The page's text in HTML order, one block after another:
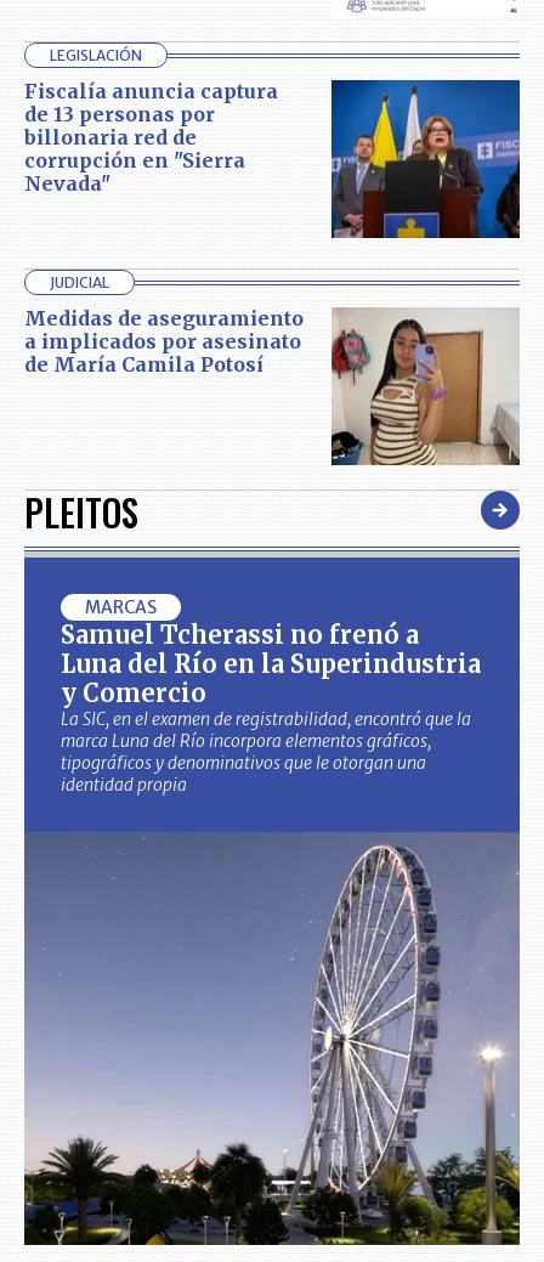
LEGISLACIÓN
Fiscalía anuncia captura
de 13 personas por
billonaria red de
corrupción en "Sierra
Nevada"
JUDICIAL
Medidas de aseguramiento
a implicados por asesinato
de María Camila Potosí
PLEITOS
MARCAS
Samuel Tcherassi no frenó a
Luna del Río en la Superindustria
y Comercio
La SIC, en el examen de registrabilidad, encontró que la
marca Luna del Río incorpora elementos gráficos,
tipográficos y denominativos que le otorgan una
identidad propia